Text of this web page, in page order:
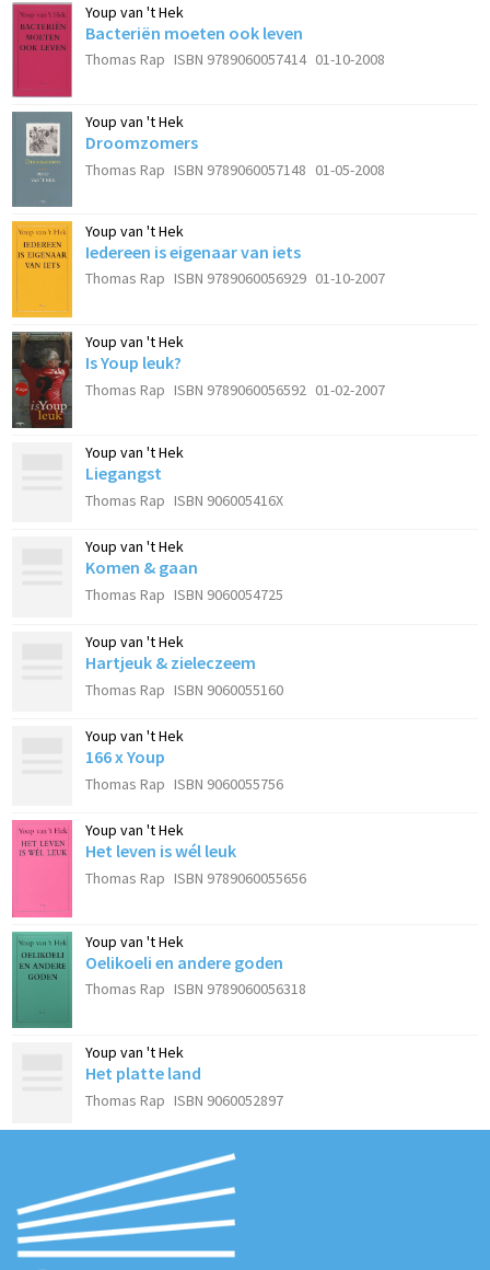
Youp van 't Hek
Bacteriën moeten ook leven
Thomas Rap ISBN 9789060057414 01-10-2008
Youp van 't Hek
Droomzomers
Thomas Rap ISBN 9789060057148 01-05-2008
Youp van 't Hek
Iedereen is eigenaar van iets
Thomas Rap ISBN 9789060056929 01-10-2007
Youp van 't Hek
Is Youp leuk?
Thomas Rap ISBN 9789060056592 01-02-2007
Youp van 't Hek
Liegangst
Thomas Rap ISBN 906005416X
Youp van 't Hek
Komen & gaan
Thomas Rap ISBN 9060054725
Youp van 't Hek
Hartjeuk & zieleczeem
Thomas Rap ISBN 9060055160
Youp van 't Hek
166 x Youp
Thomas Rap ISBN 9060055756
Youp van 't Hek
Het leven is wél leuk
Thomas Rap ISBN 9789060055656
Youp van 't Hek
Oelikoeli en andere goden
Thomas Rap ISBN 9789060056318
Youp van 't Hek
Het platte land
Thomas Rap ISBN 9060052897